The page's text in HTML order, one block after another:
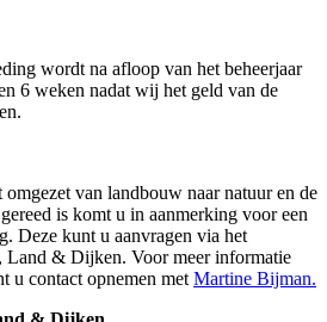
wordt na afloop van het beheerjaar
6 weken nadat wij het geld van de
van landbouw naar natuur en de
is komt u in aanmerking voor een
Deze kunt u aanvragen via het
Land & Dijken. Voor meer informatie
u contact opnemen met Martine Bijman.